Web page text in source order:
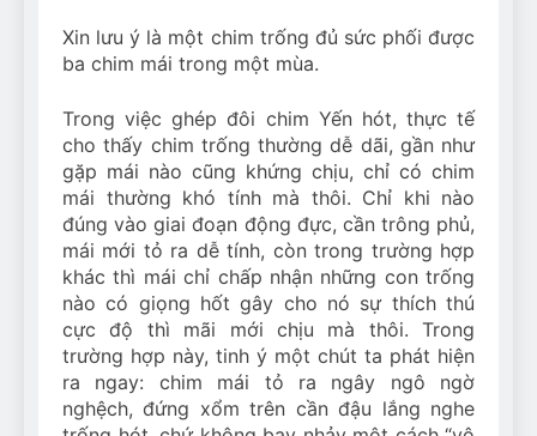
Xin lưu ý là một chim trống đủ sức phối được
ba chim mái trong một mùa.
Trong việc ghép đôi chim Yến hót, thực tế
cho thấy chim trống thường dễ dãi, gần như
gặp mái nào cũng khứng chịu, chỉ có chim
mái thường khó tính mà thôi. Chỉ khi nào
đúng vào giai đoạn động đực, cần trông phủ,
mái mới tỏ ra dễ tính, còn trong trường hợp
khác thì mái chỉ chấp nhận những con trống
nào có giọng hốt gây cho nó sự thích thú
cực độ thì mãi mới chịu mà thôi. Trong
trường hợp này, tinh ý một chút ta phát hiện
ra ngay: chim mái tỏ ra ngây ngô ngờ
nghệch, đứng xổm trên cần đậu lắng nghe